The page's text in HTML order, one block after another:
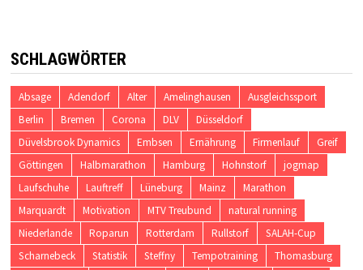
SCHLAGWÖRTER
Absage Adendorf Alter Amelinghausen
Ausgleichssport
Berlin
Bremen Corona DLV
Düsseldorf
Düvelsbrook Dynamics
Embsen Ernährung Firmenlauf
Greif
Göttingen
Halbmarathon Hamburg Hohnstorf
jogmap
Laufschuhe
Lauftreff Lüneburg Mainz
Marathon
Marquardt
Motivation MTV Treubund
natural running
Niederlande
Roparun Rotterdam Rullstorf
SALAH-Cup
Scharnebeck
Statistik Steffny Tempotraining
Thomasburg